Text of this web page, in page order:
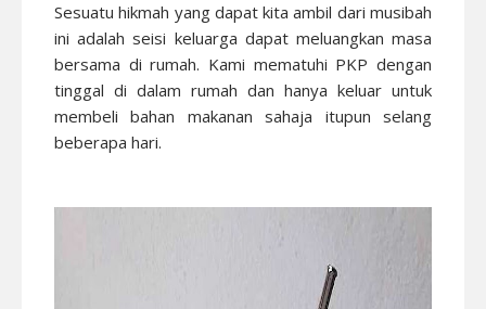
Sesuatu hikmah yang dapat kita ambil dari musibah
ini adalah seisi keluarga dapat meluangkan masa
bersama di rumah. Kami mematuhi PKP dengan
tinggal di dalam rumah dan hanya keluar untuk
membeli bahan makanan sahaja itupun selang
beberapa hari.